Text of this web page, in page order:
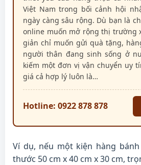
Việt Nam trong bối cảnh hội
ngày càng sâu rộng. Dù bạn là
online muốn mở rộng thị trường
giản chỉ muốn gửi quà tặng,
người thân đang sinh sống ở
kiếm một đơn vị vận chuyển uy
giá cả hợp lý luôn là…
Hotline: 0922 878 878
Ví dụ, nếu một kiện hàng
thước 50 cm x 40 cm x 30 cm,